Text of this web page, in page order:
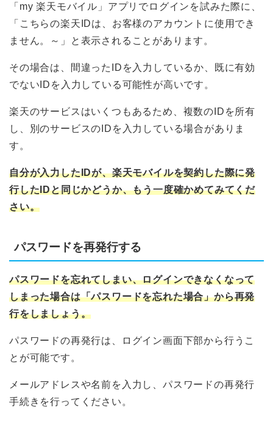
「my 楽天モバイル」アプリでログインを試みた際に、
「こちらの楽天IDは、お客様のアカウントに使用でき
ません。～」と表示されることがあります。
その場合は、間違ったIDを入力しているか、既に有効
でないIDを入力している可能性が高いです。
楽天のサービスはいくつもあるため、複数のIDを所有
し、別のサービスのIDを入力している場合がありま
す。
自分が入力したIDが、楽天モバイルを契約した際に発
行したIDと同じかどうか、もう一度確かめてみてくだ
さい。
パスワードを再発行する
パスワードを忘れてしまい、ログインできなくなって
しまった場合は「パスワードを忘れた場合」から再発
行をしましょう。
パスワードの再発行は、ログイン画面下部から行うこ
とが可能です。
メールアドレスや名前を入力し、パスワードの再発行
手続きを行ってください。